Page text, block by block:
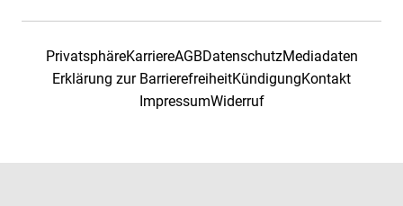
PrivatsphäreKarriereAGBDatenschutzMediadaten
Erklärung zur BarrierefreiheitKündigungKontakt
ImpressumWiderruf